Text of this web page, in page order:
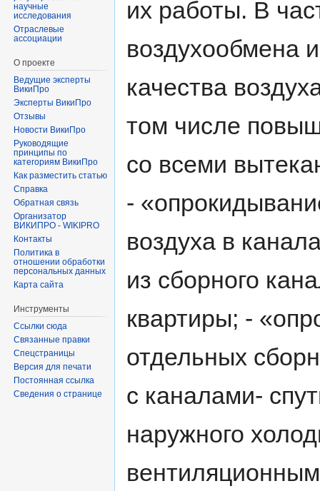
их работы. В
воздухообмена
качества
том числе
со всеми
-
воздуха в
из сборного
квартиры; -
отдельных
с каналами-
наружного
научные
исследования
Отраслевые
ассоциации
О проекте
Ведущие эксперты
ВикиПро
Эксперты ВикиПро
Отзывы
Новости ВикиПро
Руководящие
принципы по
категориям ВикиПро
Как разместить статью
Справка
Обратная связь
Организатор
ВИКИПРО - WIKIPRO
Контакты
Политика в
отношении обработки
персональных данных
Карта сайта
Инструменты
Ссылки сюда
Связанные правки
Спецстраницы
Версия для печати
Постоянная ссылка
Сведения о странице